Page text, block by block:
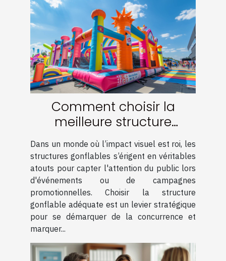
Comment choisir la
meilleure structure
gonflable pour maximiser
votre visibilité
Dans un monde où l’impact visuel est roi, les
structures gonflables s’érigent en véritables
atouts pour capter l'attention du public lors
d'événements ou de campagnes
promotionnelles. Choisir la structure
gonflable adéquate est un levier stratégique
pour se démarquer de la concurrence et
marquer...